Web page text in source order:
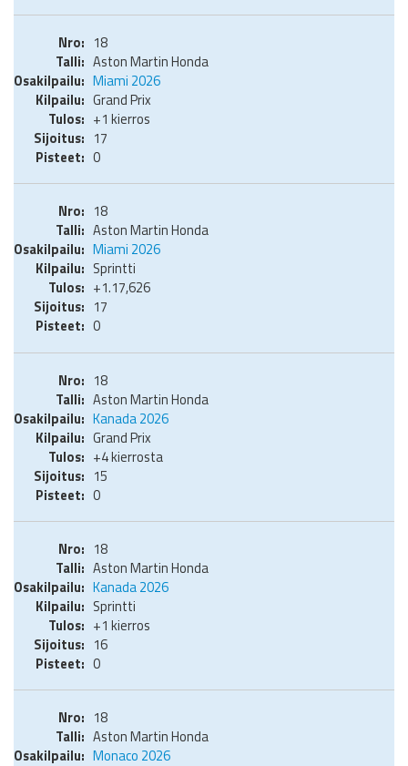
18
Aston Martin Honda
Miami 2026
Grand Prix
+1 kierros
17
0
18
Aston Martin Honda
Miami 2026
Sprintti
+1.17,626
17
0
18
Aston Martin Honda
Kanada 2026
Grand Prix
+4 kierrosta
15
0
18
Aston Martin Honda
Kanada 2026
Sprintti
+1 kierros
16
0
18
Aston Martin Honda
Monaco 2026